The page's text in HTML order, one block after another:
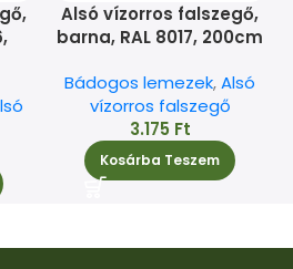
Alsó vízorros falszegő,
barna, RAL 8017, 200cm
Bádogos lemezek,Alsó
vízorros falszegő
3.175 Ft
Kosárba Teszem